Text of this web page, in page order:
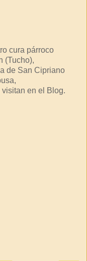
cura párroco
(Tucho),
de San Cipriano
en el Blog.